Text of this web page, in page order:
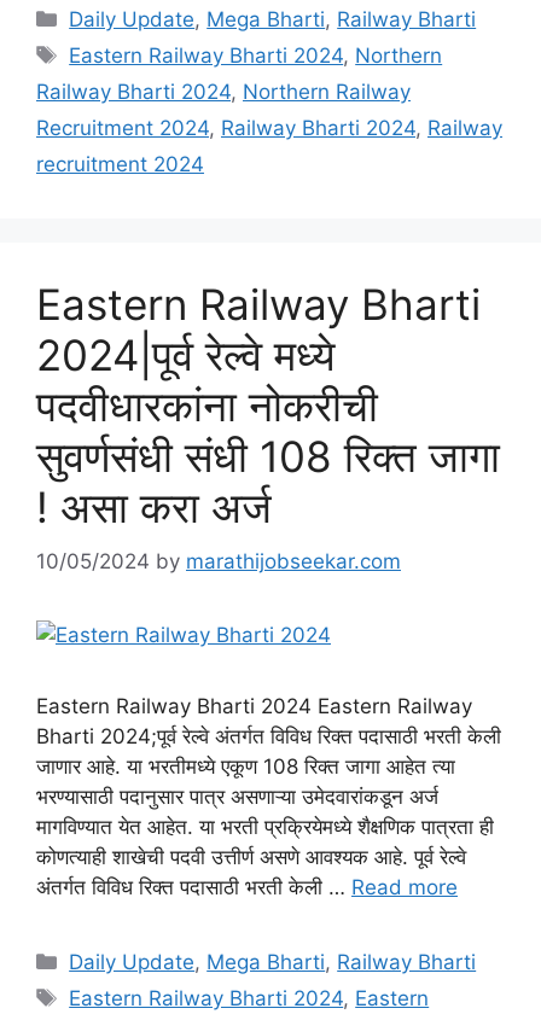
Categories
Daily Update, Mega Bharti, Railway Bharti
Tags
Eastern Railway Bharti 2024, Northern
Railway Bharti 2024, Northern Railway
Recruitment 2024, Railway Bharti 2024, Railway
recruitment 2024
Eastern Railway Bharti
2024|पूर्व रेल्वे मध्ये
पदवीधारकांना नोकरीची
सुवर्णसंधी संधी 108 रिक्त जागा
! असा करा अर्ज
10/05/2024 by marathijobseekar.com
Eastern Railway Bharti 2024 Eastern Railway
Bharti 2024;पूर्व रेल्वे अंतर्गत विविध रिक्त पदासाठी भरती केली
जाणार आहे. या भरतीमध्ये एकूण 108 रिक्त जागा आहेत त्या
भरण्यासाठी पदानुसार पात्र असणाऱ्या उमेदवारांकडून अर्ज
मागविण्यात येत आहेत. या भरती प्रक्रियेमध्ये शैक्षणिक पात्रता ही
कोणत्याही शाखेची पदवी उत्तीर्ण असणे आवश्यक आहे. पूर्व रेल्वे
अंतर्गत विविध रिक्त पदासाठी भरती केली … Read more
Categories
Daily Update, Mega Bharti, Railway Bharti
Tags
Eastern Railway Bharti 2024, Eastern